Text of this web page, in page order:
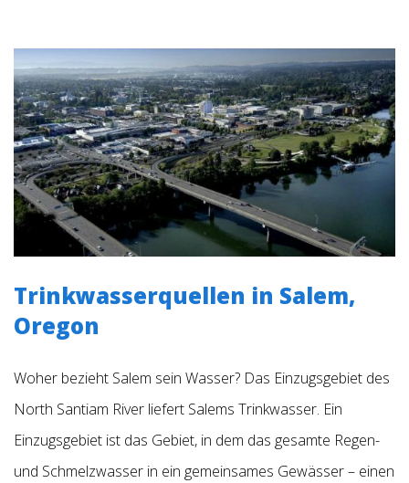
Trinkwasserquellen in Salem,
Oregon
Woher bezieht Salem sein Wasser? Das Einzugsgebiet des
North Santiam River liefert Salems Trinkwasser. Ein
Einzugsgebiet ist das Gebiet, in dem das gesamte Regen-
und Schmelzwasser in ein gemeinsames Gewässer – einen